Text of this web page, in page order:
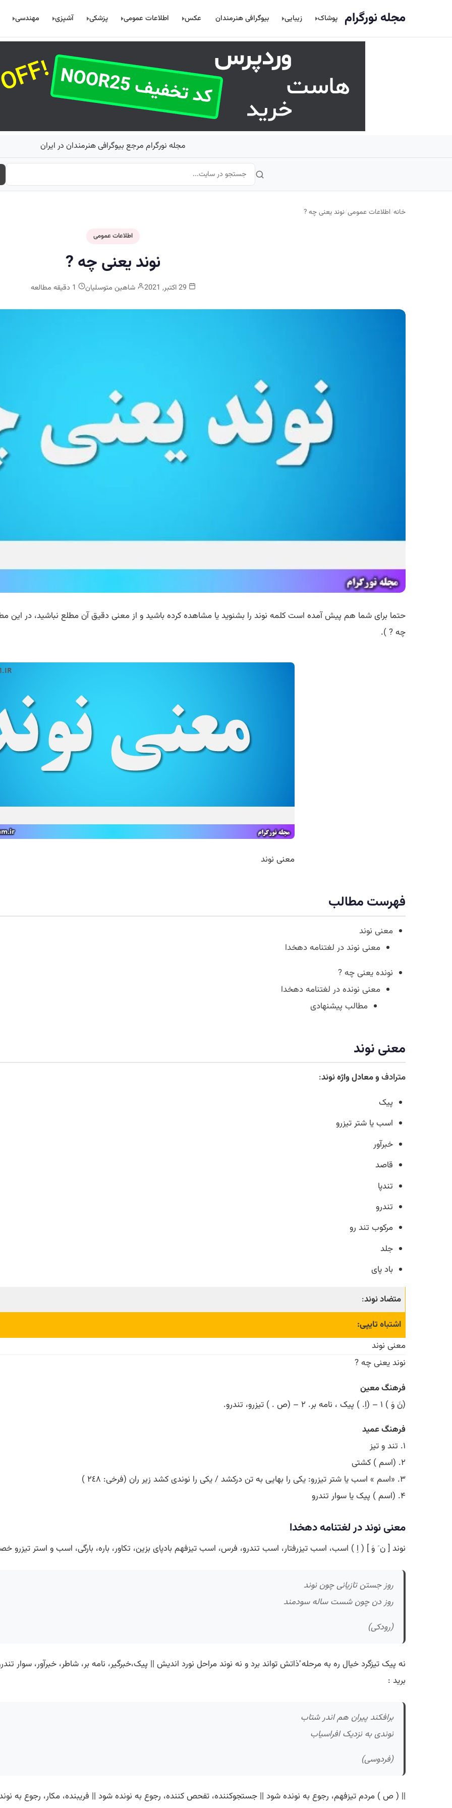
مجله نورگرام پوشاک زیبایی بیوگرافی هنرمندان عکس اطلاعات عمومی پزشکی آشپزی مهندسی
مجله نورگرام مرجع بیوگرافی هنرمندان در ایران
خانه/اطلاعات عمومی/نوند یعنی چه ?
اطلاعات عمومی
نوند یعنی چه ?
شاهین متوسلیان
حتما برای شما هم پیش آمده است کلمه نوند را بشنوید یا مشاهده کرده باشید و از معنی دقیق آن مطلع نباشید، در این
چه ? ).
معنی نوند
فهرست مطالب
معنی نوند
معنی نوند در لغتنامه دهخدا
نونده یعنی چه ?
معنی نونده در لغتنامه دهخدا
مطالب پیشنهادی
معنی نوند
مترادفو معادل واژه نوند:
پیک
اسب یا شتر تیزرو
خبرآور
قاصد
تندپا
تندرو
مرکوب تند رو
جلد
باد پای
متضاد نوند:
اشتباهتایپی:
معنی نوند
نوند یعنی چه ?
فرهنگ معین
(نَ وَ ) ۱ – (اِ. ) پیک ، نامه بر. ۲ – (ص . ) تیزرو، تندرو.
فرهنگ عمید
۱. تند و تیز
۲. (اسم ) کشتی
۳. «اسم » اسب یا شتر تیزرو: یکی را بهایی به تن درکشد / یکی را نوندی کشد زیر ران (فرخی: ٢٤٨ )
۴. (اسم ) پیک یا سوار تندرو
معنی نوند در لغتنامه دهخدا
نوند [ ن َ وَ ] ( اِ ) اسب، اسب تیزرفتار، اسب تندرو، فرس، اسب تیزفهم بادپای بزین، تکاور، باره، بارگی، اسب و استر تیزرو
روز جستن تازیانی چون نوند
روز دن چون شست ساله سودمند
(رودکی)
نه پیک تیزگرد خیال ره به مرحله ٔذاتش تواند برد و نه نوند مراحل نورد اندیش || پیک،خبرگیر، نامه بر، شاطر، خبرآور، سوار
برید :
برافکند پیران هم اندر شتاب
نوندی به نزدیک افراسیاب
(فردوسی)
|| ( ص ) مردم تیزفهم، رجوع به نونده شود || جستجوکننده، تفحص کننده، رجوع به نونده شود || فریبنده، مکار، رجوع به